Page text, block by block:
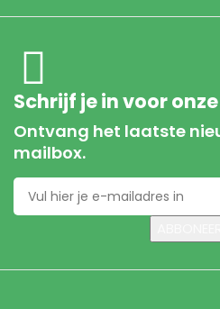
Schrijf je in voor
Ontvang het laatste
mailbox.